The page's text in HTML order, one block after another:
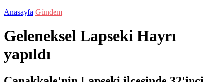
Anasayfa Gündem
Geleneksel Lapseki Hayrı
yapıldı